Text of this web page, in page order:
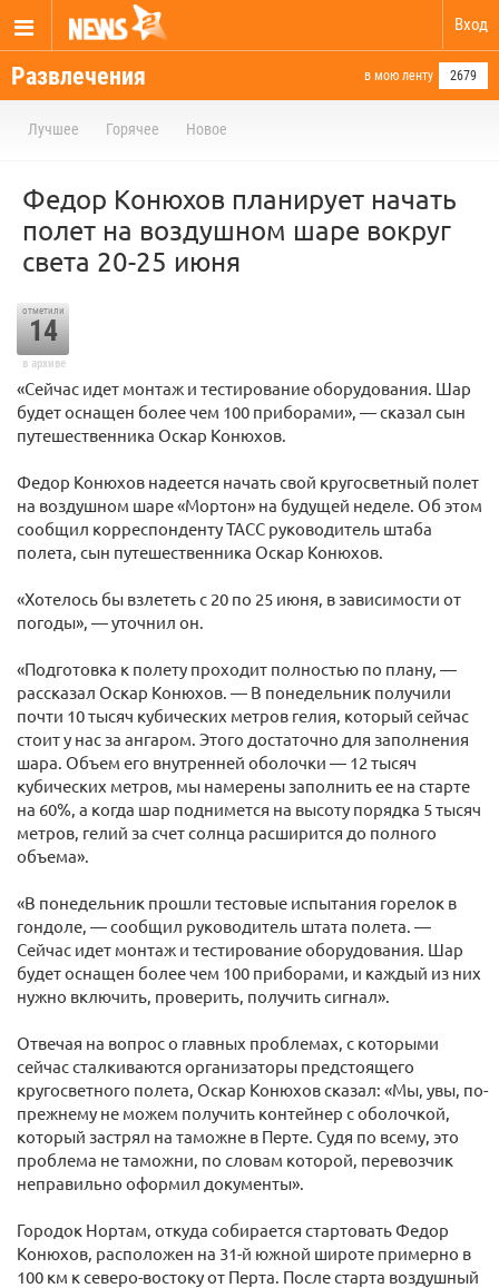
Вход
Развлечения в мою ленту 2679
Лучшее Горячее Новое
Федор Конюхов планирует начать
полет на воздушном шаре вокруг
света 20-25 июня
отметили
14
в архиве
«Сейчас идет монтаж и тестирование оборудования. Шар
будет оснащен более чем 100 приборами», — сказал сын
путешественника Оскар Конюхов.
Федор Конюхов надеется начать свой кругосветный полет
на воздушном шаре «Мортон» на будущей неделе. Об этом
сообщил корреспонденту ТАСС руководитель штаба
полета, сын путешественника Оскар Конюхов.
«Хотелось бы взлететь с 20 по 25 июня, в зависимости от
погоды», — уточнил он.
«Подготовка к полету проходит полностью по плану, —
рассказал Оскар Конюхов. — В понедельник получили
почти 10 тысяч кубических метров гелия, который сейчас
стоит у нас за ангаром. Этого достаточно для заполнения
шара. Объем его внутренней оболочки — 12 тысяч
кубических метров, мы намерены заполнить ее на старте
на 60%, а когда шар поднимется на высоту порядка 5 тысяч
метров, гелий за счет солнца расширится до полного
объема».
«В понедельник прошли тестовые испытания горелок в
гондоле, — сообщил руководитель штата полета. —
Сейчас идет монтаж и тестирование оборудования. Шар
будет оснащен более чем 100 приборами, и каждый из них
нужно включить, проверить, получить сигнал».
Отвечая на вопрос о главных проблемах, с которыми
сейчас сталкиваются организаторы предстоящего
кругосветного полета, Оскар Конюхов сказал: «Мы, увы, по-
прежнему не можем получить контейнер с оболочкой,
который застрял на таможне в Перте. Судя по всему, это
проблема не таможни, по словам которой, перевозчик
неправильно оформил документы».
Городок Нортам, откуда собирается стартовать Федор
Конюхов, расположен на 31-й южной широте примерно в
100 км к северо-востоку от Перта. После старта воздушный